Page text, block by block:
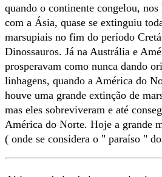
quando o continente congelou, nos
com a Ásia, quase se extinguiu
marsupiais no fim do período
Dinossauros. Já na Austrália e
prosperavam como nunca dando
linhagens, quando a América do
houve uma grande extinção de
mas eles sobreviveram e até
América do Norte. Hoje a grande
( onde se considera o " paraíso "